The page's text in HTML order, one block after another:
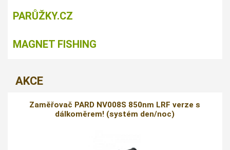
PARŮŽKY.CZ
MAGNET FISHING
AKCE
Zaměřovač PARD NV008S 850nm LRF verze s
dálkoměrem! (systém den/noc)